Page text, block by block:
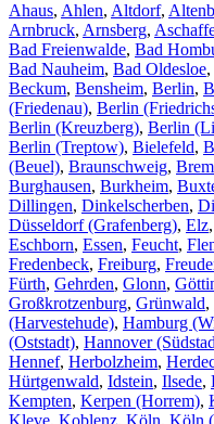
Ahaus, Ahlen, Altdorf,
Arnbruck, Arnsberg,
Bad Freienwalde, Bad
Bad Nauheim, Bad Oldesloe,
Beckum, Bensheim, Berlin,
(Friedenau), Berlin
Berlin (Kreuzberg), Berlin
Berlin (Treptow), Bielefeld,
(Beuel), Braunschweig,
Burghausen, Burkheim,
Dillingen, Dinkelscherben,
Düsseldorf (Grafenberg), Elz,
Eschborn, Essen, Feucht,
Fredenbeck, Freiburg,
Fürth, Gehrden, Glonn,
Großkrotzenburg, Grünwald,
(Harvestehude), Hamburg
(Oststadt), Hannover
Hennef, Herbolzheim,
Hürtgenwald, Idstein, Ilsede,
Kempten, Kerpen (Horrem),